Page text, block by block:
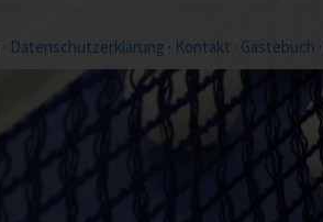
· Datenschutzerklärung · Kontakt · Gästebuch ·